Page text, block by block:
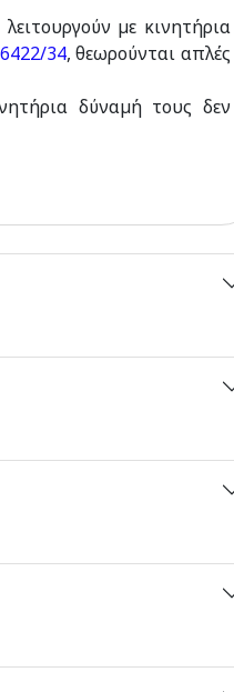
µε κινητήρια
34, θεωρούνται απλές
δύναµή τους δεν